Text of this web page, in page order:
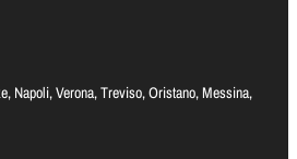
Napoli, Verona, Treviso, Oristano, Messina,